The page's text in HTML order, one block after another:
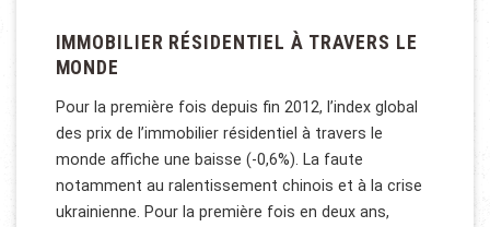
IMMOBILIER RÉSIDENTIEL À TRAVERS LE
MONDE
Pour la première fois depuis fin 2012, l’index global
des prix de l’immobilier résidentiel à travers le
monde affiche une baisse (-0,6%). La faute
notamment au ralentissement chinois et à la crise
ukrainienne. Pour la première fois en deux ans,